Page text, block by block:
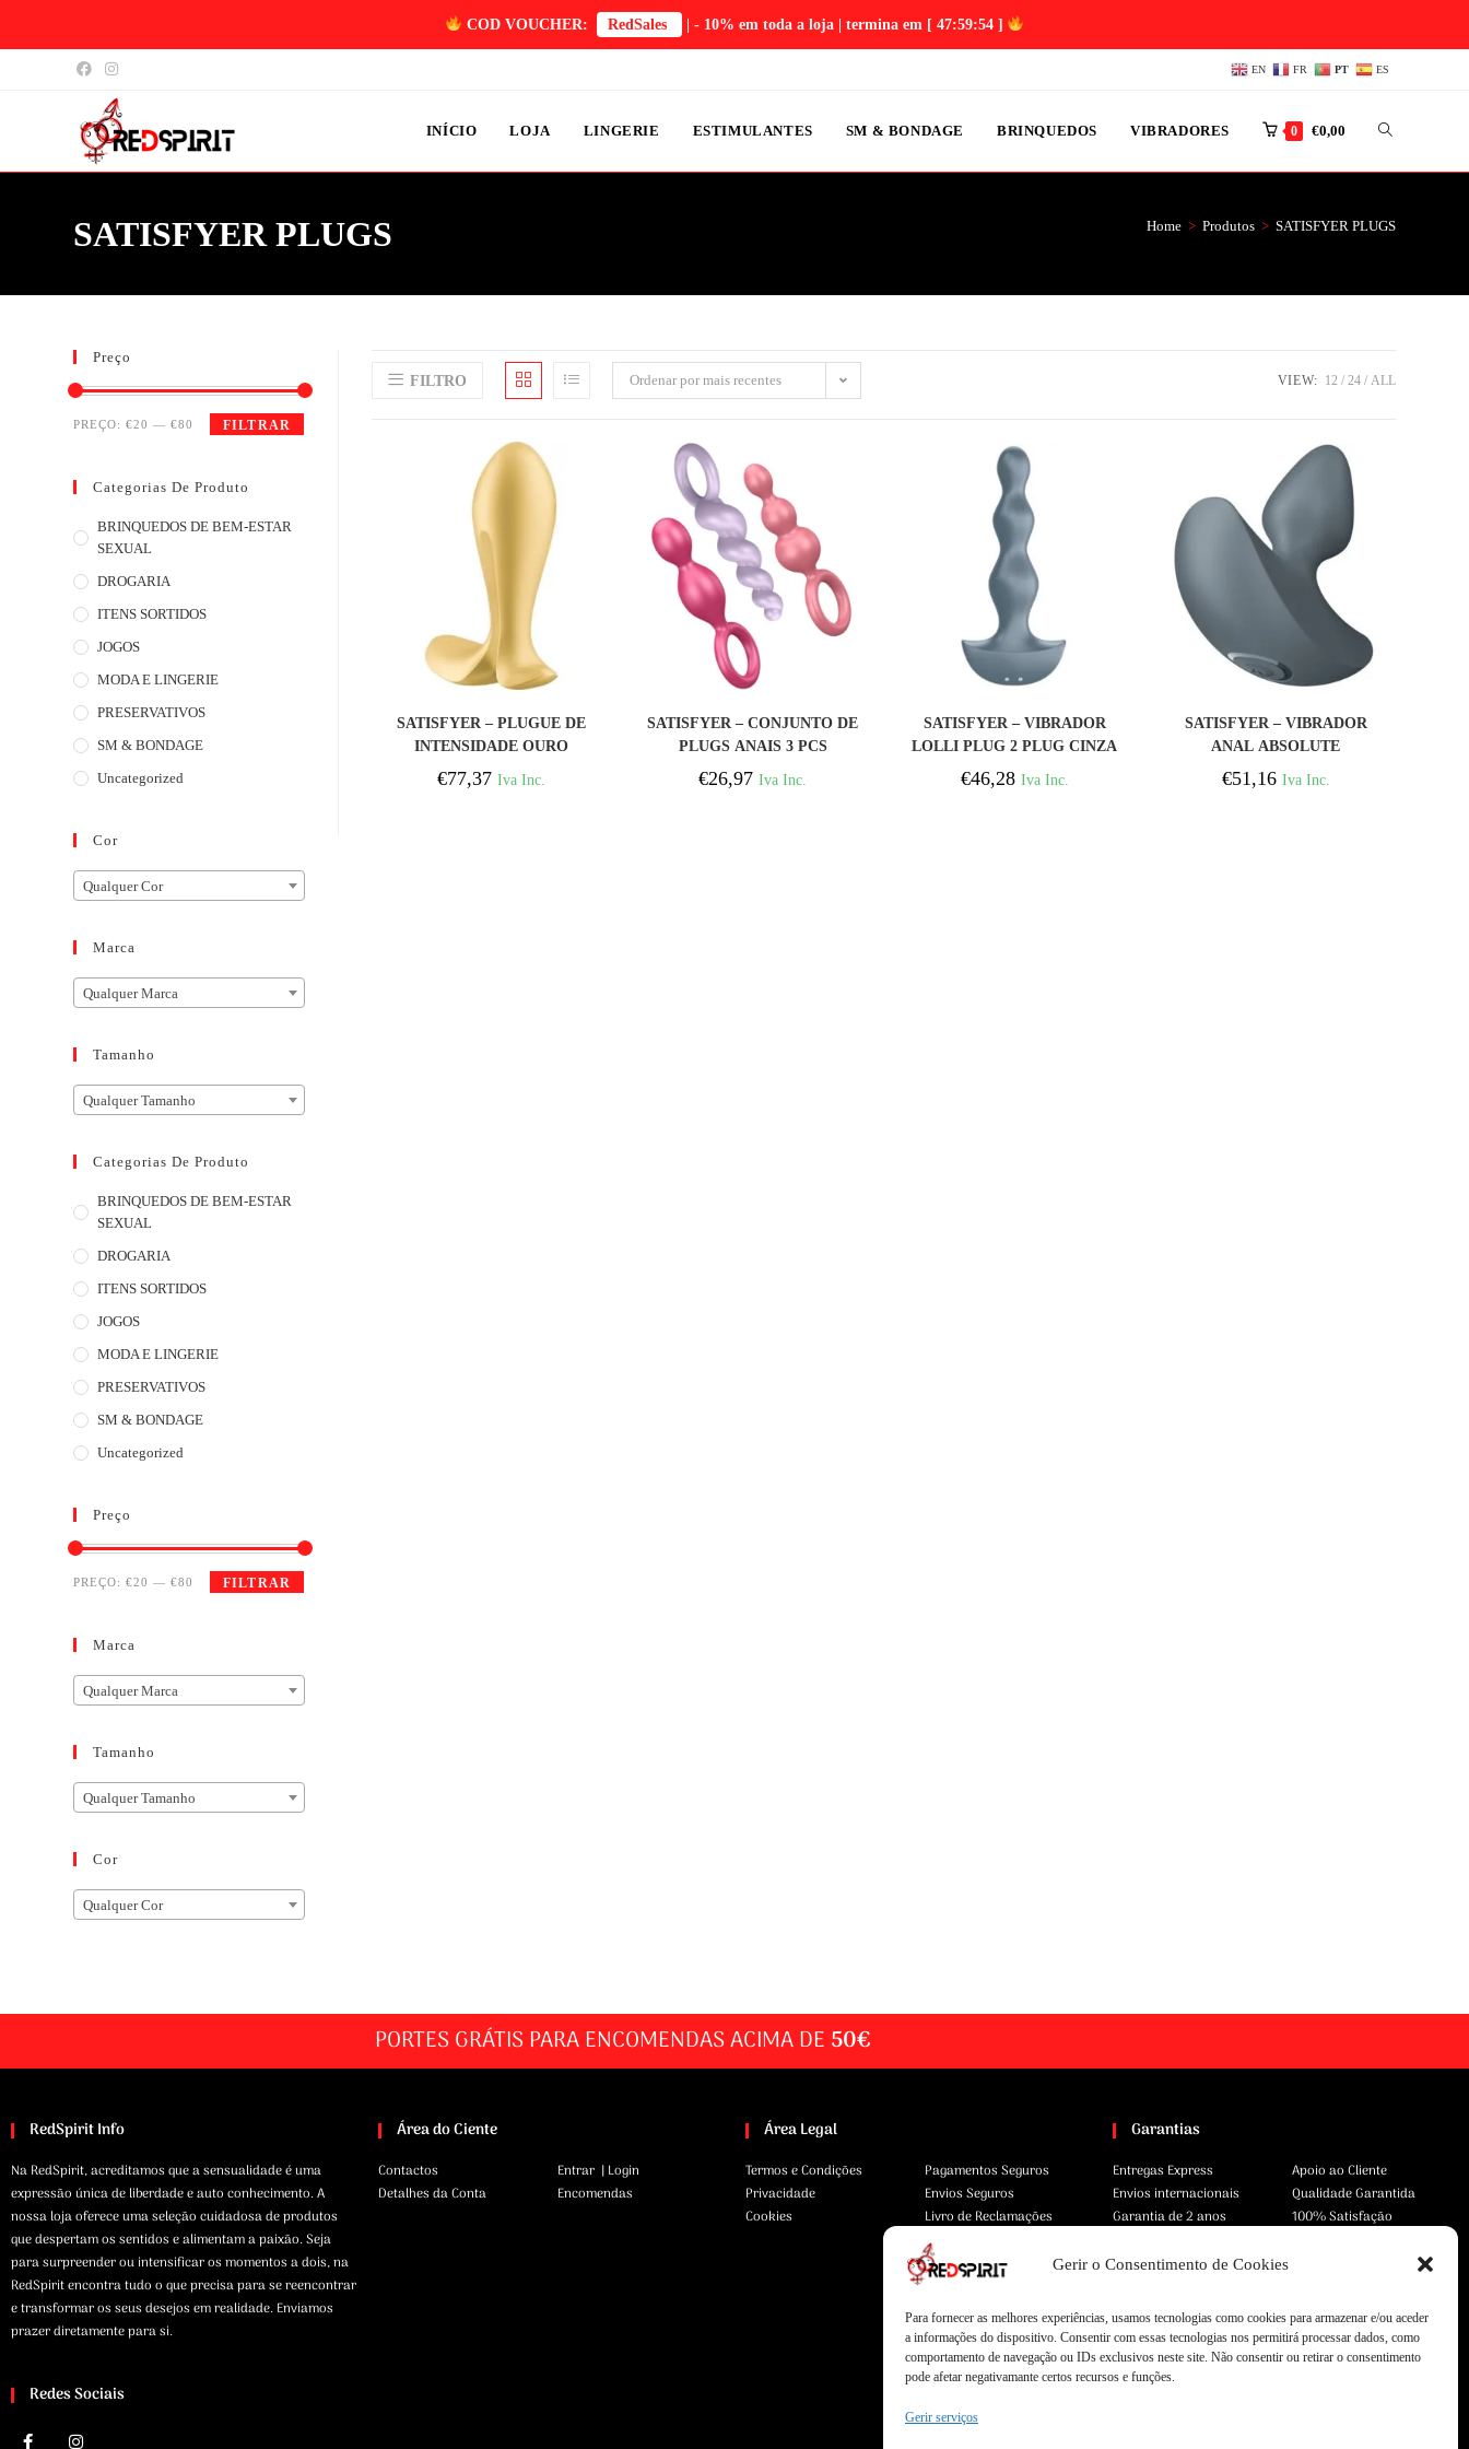
Gerir o Consentimento de Cookies
Para fornecer as melhores experiências, usamos tecnologias como cookies para armazenar e/ou aceder
a informações do dispositivo. Consentir com essas tecnologias nos permitirá processar dados, como
comportamento de navegação ou IDs exclusivos neste site. Não consentir ou retirar o consentimento
pode afetar negativamante certos recursos e funções.
Gerir serviços
COD VOUCHER: RedSales | - 10% em toda a loja | termina em [ 47:59:53 ]
EN FR PT ES
INÍCIO LOJA LINGERIE ESTIMULANTES SM & BONDAGE BRINQUEDOS VIBRADORES 0 €0,00
SATISFYER PLUGS Home > Produtos > SATISFYER PLUGS
FILTRO Ordenar por mais recentes VIEW: 12 24 ALL
SATISFYER – PLUGUE DE
INTENSIDADE OURO
€77,37 Iva Inc.
SATISFYER – CONJUNTO DE
PLUGS ANAIS 3 PCS
TRICOLOR
€26,97 Iva Inc.
SATISFYER – VIBRADOR
LOLLI PLUG 2 PLUG CINZA
€46,28 Iva Inc.
SATISFYER – VIBRADOR
ANAL ABSOLUTE
BEGINNERS 1 PLUG
€51,16 Iva Inc.
Preço
FILTRAR
PREÇO:€20 —€80
Categorias De Produto
BRINQUEDOS DE BEM-ESTAR
SEXUAL
DROGARIA
ITENS SORTIDOS
JOGOS
MODA E LINGERIE
PRESERVATIVOS
SM & BONDAGE
Uncategorized
Cor
Qualquer Cor
Marca
Qualquer Marca
Tamanho
Qualquer Tamanho
Categorias De Produto
BRINQUEDOS DE BEM-ESTAR
SEXUAL
DROGARIA
ITENS SORTIDOS
JOGOS
MODA E LINGERIE
PRESERVATIVOS
SM & BONDAGE
Uncategorized
Preço
FILTRAR
PREÇO:€20 —€80
Marca
Qualquer Marca
Tamanho
Qualquer Tamanho
Cor
Qualquer Cor
PORTES GRÁTIS PARA ENCOMENDAS ACIMA DE 50€
RedSpirit Info
Na RedSpirit, acreditamos que a sensualidade é uma
expressão única de liberdade e auto conhecimento. A
nossa loja oferece uma seleção cuidadosa de produtos
que despertam os sentidos e alimentam a paixão. Seja
para surpreender ou intensificar os momentos a dois, na
RedSpirit encontra tudo o que precisa para se reencontrar
e transformar os seus desejos em realidade. Enviamos
prazer diretamente para si.
Redes Sociais
Área do Ciente
Contactos
Detalhes da Conta
Entrar | Login
Encomendas
Área Legal
Termos e Condições
Privacidade
Cookies
Pagamentos Seguros
Envios Seguros
Livro de Reclamações
Garantias
Entregas Express
Envios internacionais
Garantia de 2 anos
Apoio ao Cliente
Qualidade Garantida
100% Satisfação